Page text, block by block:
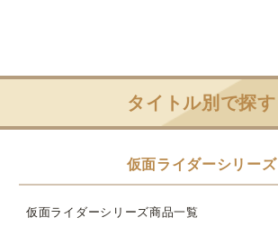
タイトル別で探す
仮面ライダーシリーズ
仮面ライダーシリーズ商品一覧